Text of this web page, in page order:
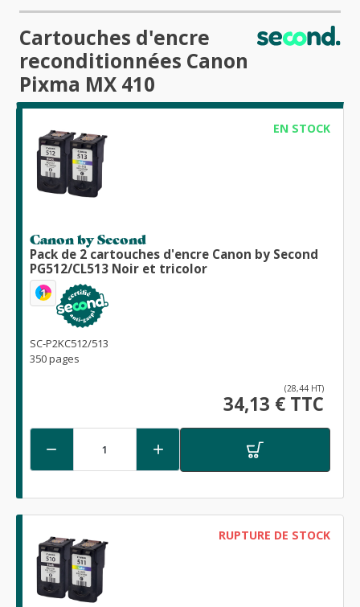
Cartouches d'encre
reconditionnées Canon
Pixma MX 410
EN STOCK
Canon by Second
Pack de 2 cartouches d'encre Canon by Second
PG512/CL513 Noir et tricolor
1
SC-P2KC512/513
350 pages
(28,44 HT)
34,13 € TTC
 
RUPTURE DE STOCK